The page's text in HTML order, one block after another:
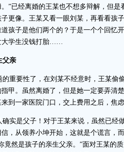
”已经离婚的王某也不想多辩解，但是
更像。王某又看一眼刘某，再看看孩
孩子是他们两个的？于是一个个回忆
大学生没钱打胎……
父亲
重要性了，在刘某不经意时，王某偷
甲。虽然离婚了，但是她一定要弄清
到一家医院门口，交上费用之后，焦
实是父子！对于王某来说，虽然已经
，从领养小坤开始，这就是个谎言，
竟然是孩子的亲生父亲。”面对王某的